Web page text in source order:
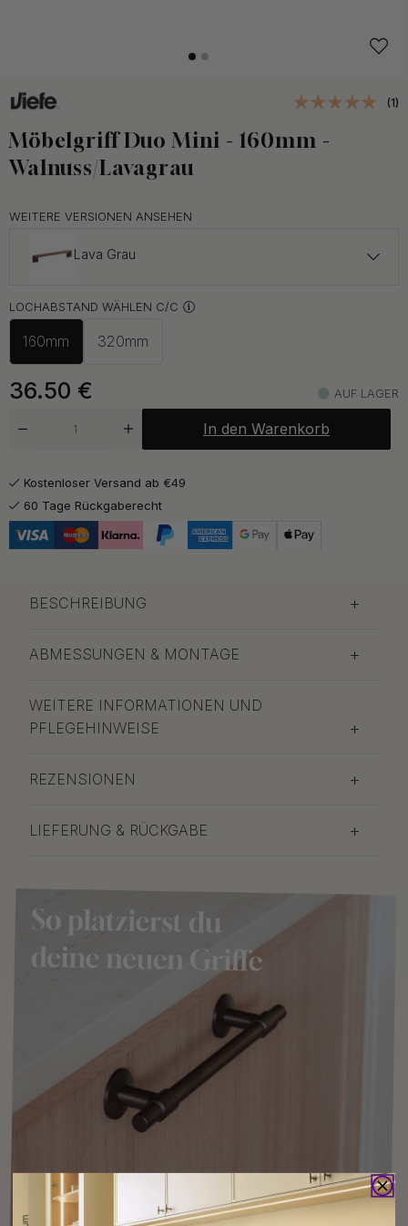
(1)
Möbelgriff Duo Mini - 160mm -
Walnuss/Lavagrau
WEITERE VERSIONEN ANSEHEN
Lava Grau
Eiche
LOCHABSTAND WÄHLEN C/C
160mm 320mm
36.50 € AUF LAGER
In den Warenkorb
Kostenloser Versand ab €49
60 Tage Rückgaberecht
BESCHREIBUNG
ABMESSUNGEN & MONTAGE
WEITERE INFORMATIONEN UND
PFLEGEHINWEISE
REZENSIONEN
LIEFERUNG & RÜCKGABE